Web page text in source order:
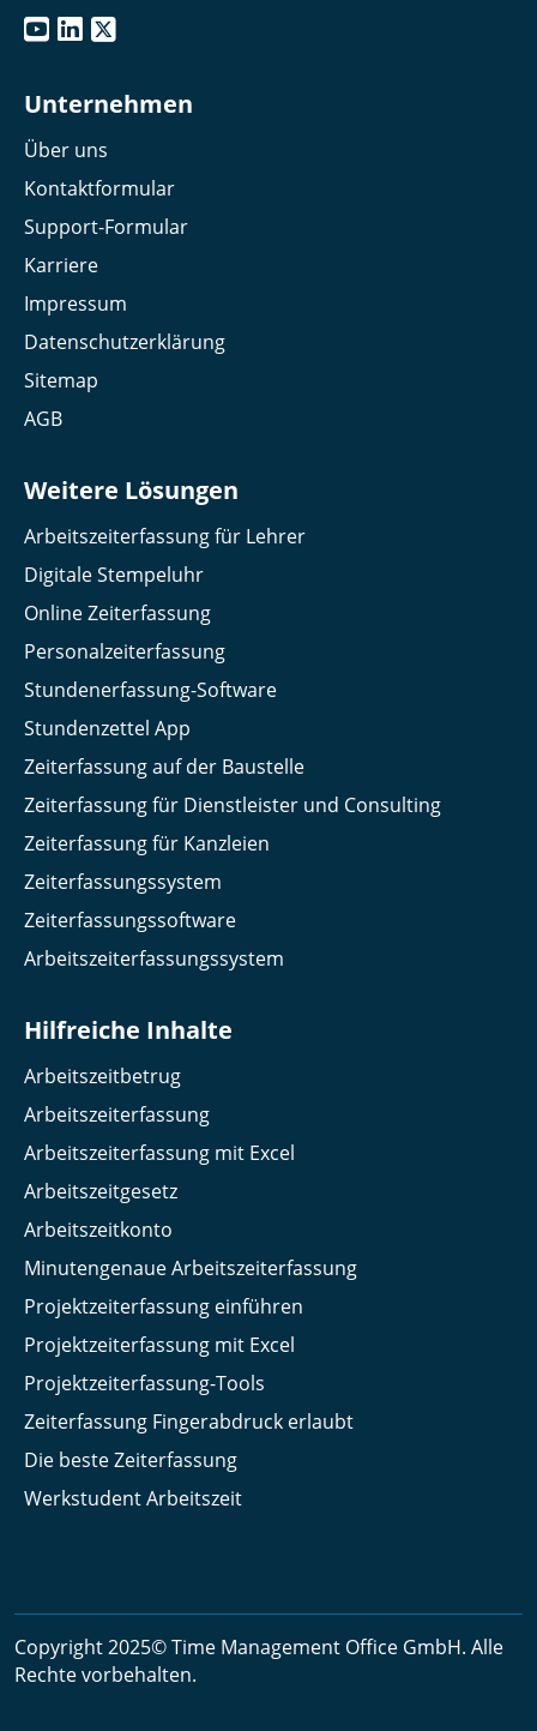
Unternehmen
Über uns
Kontaktformular
Support-Formular
Karriere
Impressum
Datenschutzerklärung
Sitemap
AGB
Weitere Lösungen
Arbeitszeiterfassung für Lehrer
Digitale Stempeluhr
Online Zeiterfassung
Personalzeiterfassung
Stundenerfassung-Software
Stundenzettel App
Zeiterfassung auf der Baustelle
Zeiterfassung für Dienstleister und Consulting
Zeiterfassung für Kanzleien
Zeiterfassungssystem
Zeiterfassungssoftware
Arbeitszeiterfassungssystem
Hilfreiche Inhalte
Arbeitszeitbetrug
Arbeitszeiterfassung
Arbeitszeiterfassung mit Excel
Arbeitszeitgesetz
Arbeitszeitkonto
Minutengenaue Arbeitszeiterfassung
Projektzeiterfassung einführen
Projektzeiterfassung mit Excel
Projektzeiterfassung-Tools
Zeiterfassung Fingerabdruck erlaubt
Die beste Zeiterfassung
Werkstudent Arbeitszeit
Copyright 2025© Time Management Office GmbH. Alle
Rechte vorbehalten.